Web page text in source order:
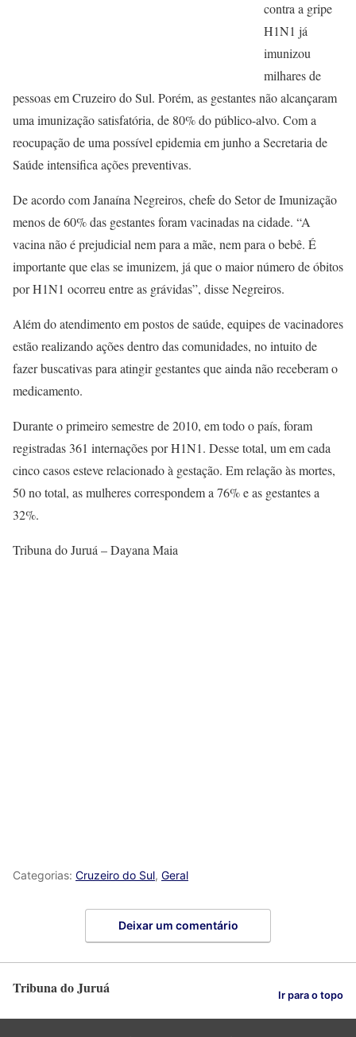
contra a gripe
H1N1 já
imunizou
milhares de
pessoas em Cruzeiro do Sul. Porém, as gestantes não alcançaram
uma imunização satisfatória, de 80% do público-alvo. Com a
reocupação de uma possível epidemia em junho a Secretaria de
Saúde intensifica ações preventivas.
De acordo com Janaína Negreiros, chefe do Setor de Imunização
menos de 60% das gestantes foram vacinadas na cidade. “A
vacina não é prejudicial nem para a mãe, nem para o bebê. É
importante que elas se imunizem, já que o maior número de óbitos
por H1N1 ocorreu entre as grávidas”, disse Negreiros.
Além do atendimento em postos de saúde, equipes de vacinadores
estão realizando ações dentro das comunidades, no intuito de
fazer buscativas para atingir gestantes que ainda não receberam o
medicamento.
Durante o primeiro semestre de 2010, em todo o país, foram
registradas 361 internações por H1N1. Desse total, um em cada
cinco casos esteve relacionado à gestação. Em relação às mortes,
50 no total, as mulheres correspondem a 76% e as gestantes a
32%.
Tribuna do Juruá – Dayana Maia
Categorias: Cruzeiro do Sul, Geral
Deixar um comentário
Tribuna do Juruá Ir para o topo